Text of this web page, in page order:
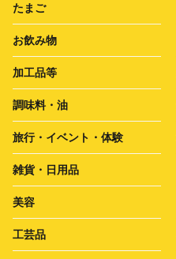
たまご
お飲み物
加工品等
調味料・油
旅行・イベント・体験
雑貨・日用品
美容
工芸品